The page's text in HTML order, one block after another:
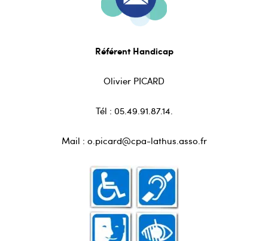
Référent Handicap
Olivier PICARD
Tél : 05.49.91.87.14.
Mail : o.picard@cpa-lathus.asso.fr